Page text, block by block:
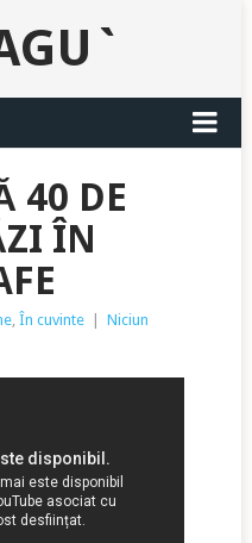
40 DE
ÎN
, În cuvinte
Niciun